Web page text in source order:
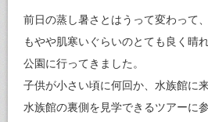
前日の蒸し暑さとはうって変わって
もやや肌寒いぐらいのとても良く晴
公園に行ってきました。
子供が小さい頃に何回か、水族館に
水族館の裏側を見学できるツアーに